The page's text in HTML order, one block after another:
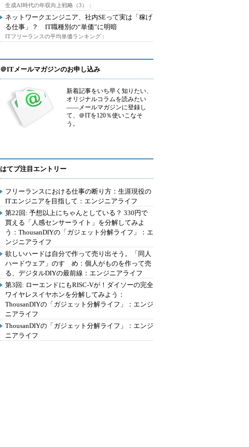
生成AI時代の年収向上戦略（3）：
ネットワークエンジニア、社内SEって実は「稼げ
る仕事」？ IT職種別の“単価”に明暗
ITフリーランスの平均単価ランキング：
＠ITメールマガジンのお申し込み
新着記事をいち早く知りたい、
オリジナルコラムを読みたい
――メールマガジンに登録し
て、＠ITを120％使いこなそ
う。
はてブ注目エントリー
フリーランスにおける仕事の断り方：生涯現役の
ITエンジニアを目指して：エンジニアライフ
第22回: 予想以上にちゃんとしている？ 330円で
買える「人感センサーライト」を分解してみよ
う：ThousanDIYの「ガジェット分解ライフ」：エ
ンジニアライフ
欲しいハードは自分で作って売り出そう。「同人
ハードウェア」のすゝめ：個人がものを作って売
る、デジタルDIYの最前線：エンジニアライフ
第3回: ローエンドにもRISC-Vが！ダイソーの完全
ワイヤレスイヤホンを分解してみよう：
ThousanDIYの「ガジェット分解ライフ」：エンジ
ニアライフ
ThousanDIYの「ガジェット分解ライフ」：エンジ
ニアライフ